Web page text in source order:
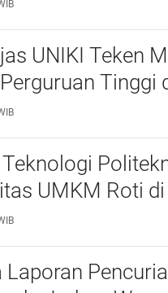
UNIKI Teken
Tinggi
UMKM Roti
Laporan